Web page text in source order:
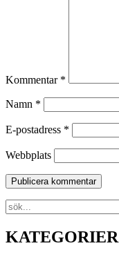
Kommentar *
Namn *
E-postadress *
Webbplats
KATEGORIER